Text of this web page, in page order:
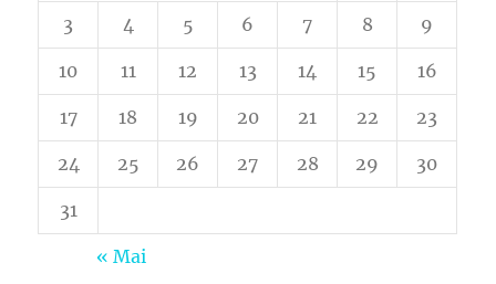
3 4 5 6 7 8 9
10 11 12 13 14 15 16
17 18 19 20 21 22 23
24 25 26 27 28 29 30
31
« Mai